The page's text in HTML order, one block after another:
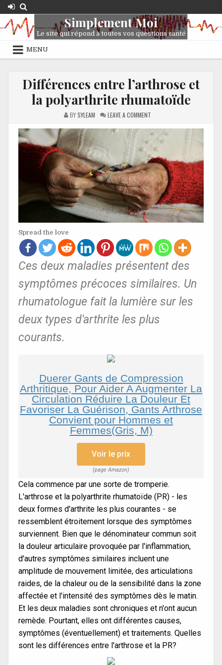
Simplement Moi
Le site qui répond à toutes vos questions santé
MENU
Différences entre l’arthrose et
la polyarthrite rhumatoïde
BYSYLEAM LEAVE A COMMENT
Spread the love
Ces deux maladies présentent des
symptômes précoces similaires. Un
rhumatologue fait la lumière sur les
deux types d'arthrite les plus
courants.
Duerer Gants de Compression
Arthritique, Pour Aider A Augmenter La
Circulation Réduire La Douleur Et
Favoriser La Guérison, Gants Arthrose
Convient pour Hommes et
Femmes(Gris, M)
Voir le prix
(page Amazon)
Cela commence par une sorte de tromperie.
L'arthrose et la polyarthrite rhumatoïde (PR) - les
deux formes d'arthrite les plus courantes - se
ressemblent étroitement lorsque des symptômes
surviennent. Bien que le dénominateur commun soit
la douleur articulaire provoquée par l'inflammation,
d'autres symptômes similaires incluent une
amplitude de mouvement limitée, des articulations
raides, de la chaleur ou de la sensibilité dans la zone
affectée et l'intensité des symptômes dès le matin.
Et les deux maladies sont chroniques et n'ont aucun
remède. Pourtant, elles ont différentes causes,
symptômes (éventuellement) et traitements. Quelles
sont les différences entre l'arthrose et la PR?